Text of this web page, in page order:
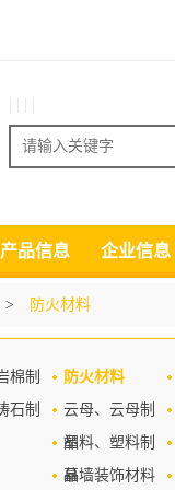
搜索
产品信息 企业信息
> 防火材料
棉制
防火材料
石制
云母、云母制
品
塑料、塑料制
品
幕墙装饰材料